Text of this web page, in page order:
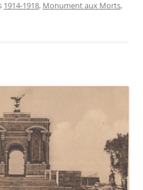
1914-1918, Monument aux Morts,